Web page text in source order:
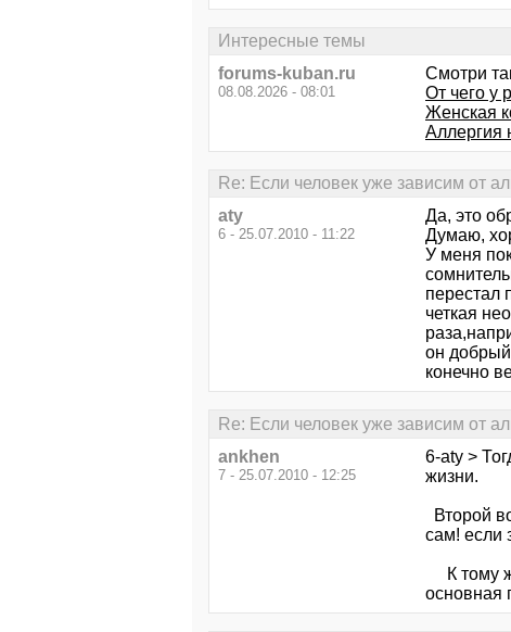
Интересные темы
forums-kuban.ru
08.08.2026 - 08:01
Смотри
От чего у
Женская
Аллергия
Re: Если человек уже зависим от
aty
6 - 25.07.2010 - 11:22
Да, это
Думаю,
У меня
перестал
четкая
он
конечно
Re: Если человек уже зависим от
ankhen
7 - 25.07.2010 - 12:25
6-aty >
жизни.
Второй
сам! если
К тому
основная